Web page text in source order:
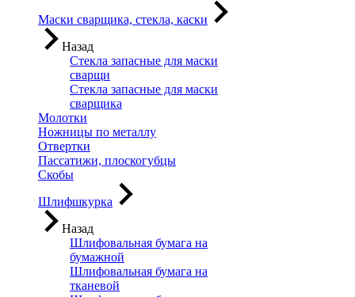
Маски сварщика, стекла, каски
Назад
Стекла запасные для маски
сварщи
Стекла запасные для маски
сварщика
Молотки
Ножницы по металлу
Отвертки
Пассатижи, плоскогубцы
Скобы
Шлифшкурка
Назад
Шлифовальная бумага на
бумажной
Шлифовальная бумага на
тканевой